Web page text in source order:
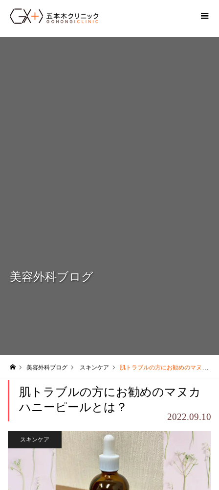
美容外科ブログ
美容外科ブログ スキンケア 肌トラブルの方にお勧めのマヌカハニーピールとは？
肌トラブルの方にお勧めのマヌカ
ハニーピールとは？
2022.09.10
スキンケア